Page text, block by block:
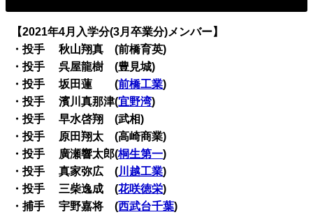
【2021年4月入学分(3月卒業分)メンバー】
・投手 秋山翔真 (前橋育英)
・投手 呉屋龍樹 (豊見城)
・投手 坂田蓮 (前橋工業)
・投手 濱川真那津(宜野湾)
・投手 早水啓翔 (武相)
・投手 原田翔太 (高崎商業)
・投手 廣瀬響太郎(桐生第一)
・投手 真家弥広 (川越工業)
・投手 三柴逸成 (花咲徳栄)
・捕手 宇野嘉将 (西武台千葉)